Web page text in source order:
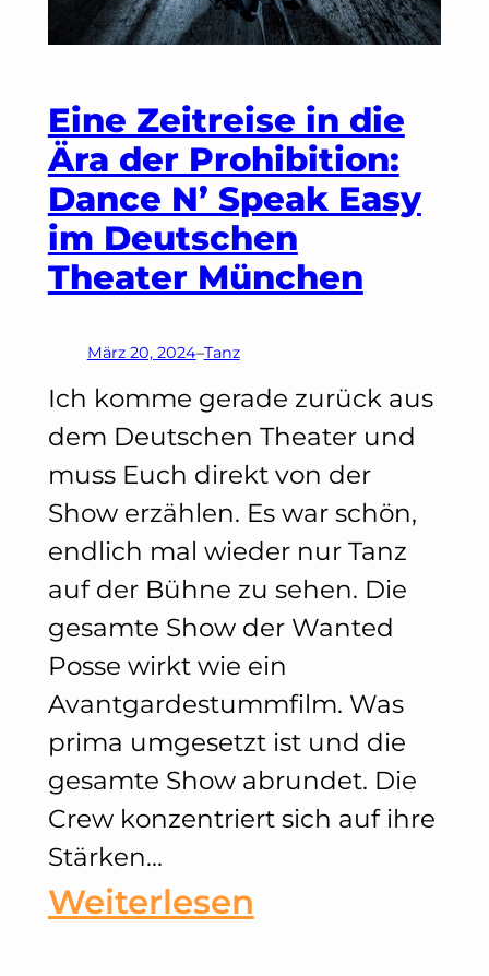
Eine Zeitreise in die
Ära der Prohibition:
Dance N’ Speak Easy
im Deutschen
Theater München
März 20, 2024–Tanz
Ich komme gerade zurück aus
dem Deutschen Theater und
muss Euch direkt von der
Show erzählen. Es war schön,
endlich mal wieder nur Tanz
auf der Bühne zu sehen. Die
gesamte Show der Wanted
Posse wirkt wie ein
Avantgardestummfilm. Was
prima umgesetzt ist und die
gesamte Show abrundet. Die
Crew konzentriert sich auf ihre
Stärken…
Weiterlesen